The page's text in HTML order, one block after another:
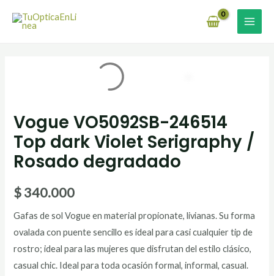
Vogue VO5092SB-246514
Top dark Violet Serigraphy /
Rosado degradado
$340.000
Gafas de sol Vogue en material propionate, livianas. Su forma
ovalada con puente sencillo es ideal para casi cualquier tip de
rostro; ideal para las mujeres que disfrutan del estilo clásico,
casual chic. Ideal para toda ocasión formal, informal, casual.